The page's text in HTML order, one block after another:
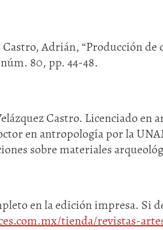
Castro, Adrián, “Producción de
80, pp. 44-48.
Castro. Licenciado
en antropología por la
sobre materiales
en la edición impresa. Si
tienda/revistas-